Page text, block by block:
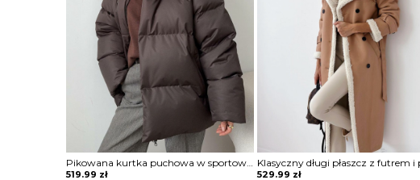
Pikowana kurtka puchowa w sportowym stylu Semiye
519.99 zł 529.99 zł